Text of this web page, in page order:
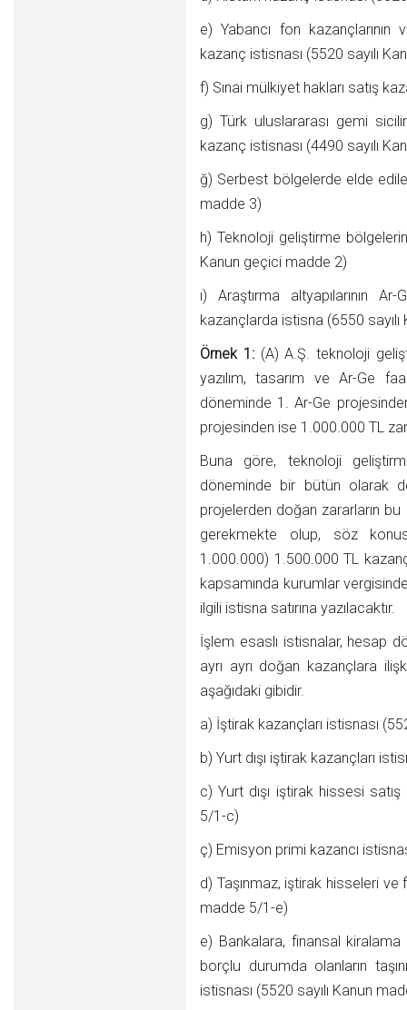
e) Yabancı fon
kazanç istisnası (5520 sayılı
f) Sınai mülkiyet hakları satış
g) Türk uluslararası gemi
kazanç istisnası (4490 sayılı
ğ) Serbest bölgelerde elde
madde 3)
h) Teknoloji geliştirme
Kanun geçici madde 2)
ı) Araştırma altyapılarının
kazançlarda istisna (6550
Örnek 1: (A) A.Ş. teknoloji
yazılım, tasarım ve Ar-Ge
döneminde 1. Ar-Ge
projesinden ise 1.000.000 TL
Buna göre, teknoloji
döneminde bir bütün olarak
projelerden doğan zararların
gerekmekte olup, söz
1.000.000) 1.500.000 TL
kapsamında kurumlar
ilgili istisna satırına yazılacaktır.
İşlem esaslı istisnalar, hesap
ayrı ayrı doğan kazançlara
aşağıdaki gibidir.
a) İştirak kazançları istisnası
b) Yurt dışı iştirak kazançları
c) Yurt dışı iştirak hissesi
5/1-c)
ç) Emisyon primi kazancı
d) Taşınmaz, iştirak hisseleri ve
madde 5/1-e)
e) Bankalara, finansal
borçlu durumda olanların
istisnası (5520 sayılı Kanun